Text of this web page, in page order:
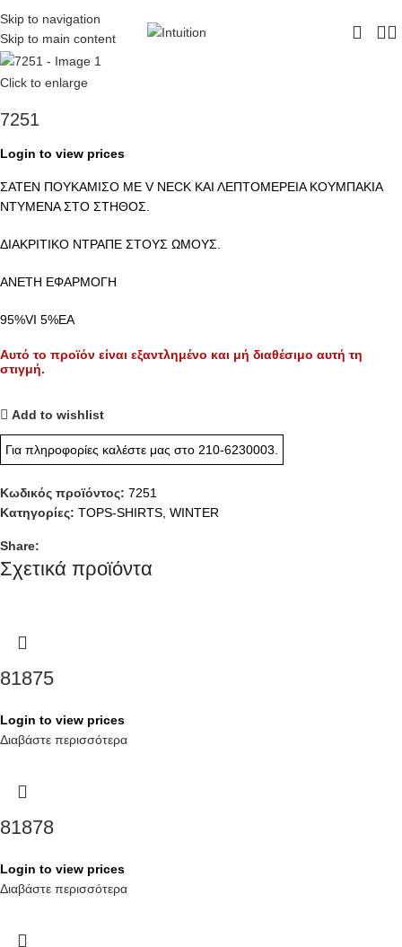
Skip to navigation
Skip to main content
Click to enlarge
7251
Login to view prices
ΣΑΤΕΝ ΠΟΥΚΑΜΙΣΟ ΜΕ V NECK ΚΑΙ ΛΕΠΤΟΜΕΡΕΙΑ ΚΟΥΜΠΑΚΙΑ
ΝΤΥΜΕΝΑ ΣΤΟ ΣΤΗΘΟΣ.
ΔΙΑΚΡΙΤΙΚΟ ΝΤΡΑΠΕ ΣΤΟΥΣ ΩΜΟΥΣ.
ΑΝΕΤΗ ΕΦΑΡΜΟΓΗ
95%VI 5%EA
Αυτό το προϊόν είναι εξαντλημένο και μή διαθέσιμο αυτή τη
στιγμή.
Add to wishlist
Για πληροφορίες καλέστε μας στο 210-6230003.
Κωδικός προϊόντος: 7251
Κατηγορίες: TOPS-SHIRTS, WINTER
Share:
Σχετικά προϊόντα
81875
Login to view prices
Διαβάστε περισσότερα
81878
Login to view prices
Διαβάστε περισσότερα